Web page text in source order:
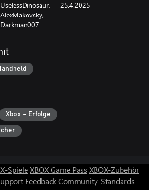
UselessDinosaur,
AlexMakovsky,
Darkman007
25.4.2025
Xbox – Erfolge
SpieleXBOX Game Pass XBOX-Zubehör
FeedbackCommunity-Standards